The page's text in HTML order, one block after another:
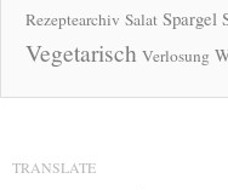
Rezeptearchiv Salat Spargel
Vegetarisch Verlosung
TRANSLATE